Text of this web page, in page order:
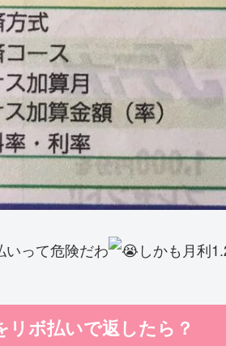
いって危険だわ しかも月利
リボ払いで返したら？